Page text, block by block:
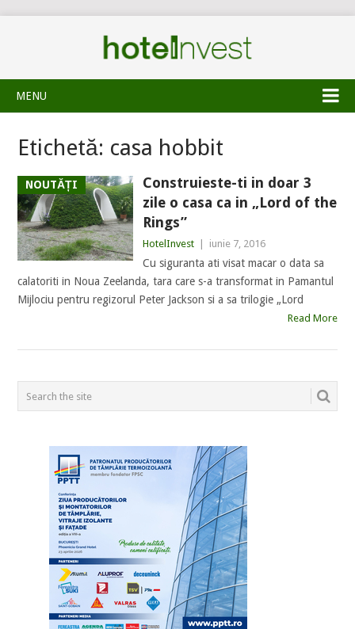
MENU
Etichetă: casa hobbit
NOUTĂȚI
Construieste-ti in doar 3
zile o casa ca in „Lord of the
Rings”
HotelInvest iunie 7, 2016
Cu siguranta ati visat macar o data sa
calatoriti in Noua Zeelanda, tara care s-a transformat in Pamantul
Mijlociu pentru regizorul Peter Jackson si a sa trilogie „Lord
Read More
POSTS
NAVIGATION